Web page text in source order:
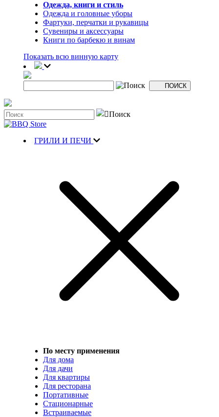
Одежда, книги и стиль
Одежда и головные уборы
Фартуки, перчатки и рукавицы
Сувениры и аксессуары
Книги по барбекю и винам
Показать всю винную карту
ГРИЛИ И ПЕЧИ
По месту применения
Для дома
Для дачи
Для квартиры
Для ресторана
Портативные
Стационарные
Встраиваемые